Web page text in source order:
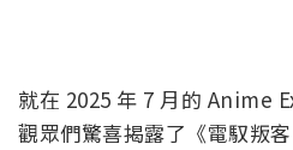
就在 2025 年 7 月的 Anime
觀眾們驚喜揭露了《電馭叛